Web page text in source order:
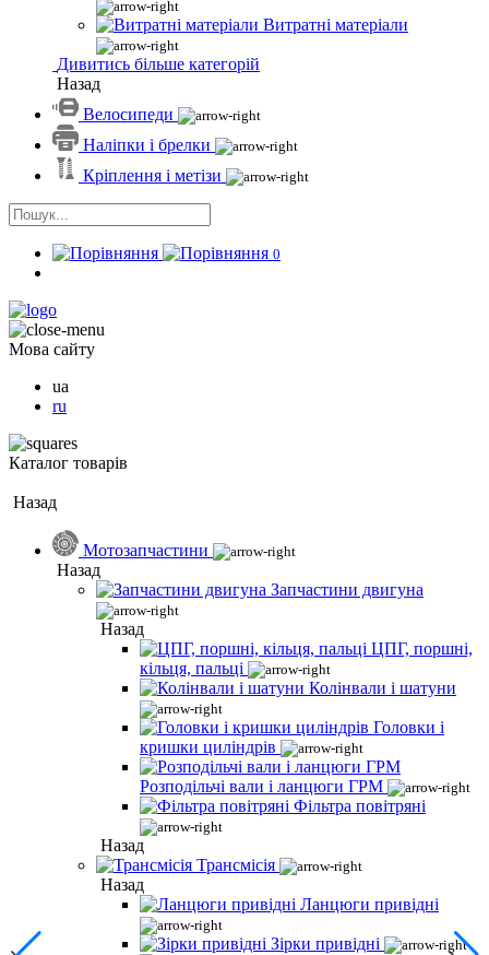
Витратні матеріали
Дивитись більше категорій
Назад
Велосипеди
Наліпки і брелки
Кріплення і метізи
0
Мова сайту
ua
ru
Каталог товарів
Назад
Мотозапчастини
Назад
Запчастини двигуна
Назад
ЦПГ, поршні,
кільця, пальці
Колінвали і шатуни
Головки і
кришки циліндрів
Розподільчі вали і ланцюги ГРМ
Фільтра повітряні
Назад
Трансмісія
Назад
Ланцюги привідні
Зірки привідні